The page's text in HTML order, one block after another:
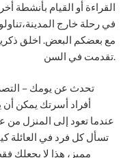
القراءة أو القيام بأنشطة
في رحلة خارج
مع بعضكم البعض. اخلق
تقدمت في السن.
أفراد أسرتك يمكن
عندما تعود إلى المنزل
تسأل كل فرد في العائلة
مميز، هذا لا يجعلك